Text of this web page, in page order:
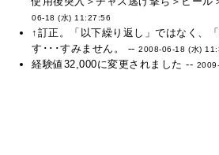
06-18 (水) 11:27:56
↑訂正。「以下繰り返し」ではなく、
す･･･すみません。 --2008-06-18 (水)
経験値32,000に変更されました --